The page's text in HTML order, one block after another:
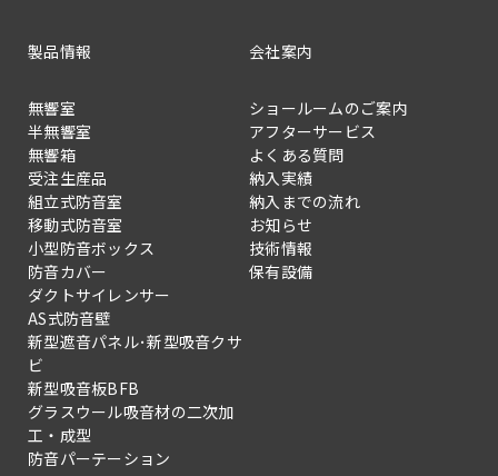
製品情報
無響室
半無響室
無響箱
受注生産品
組立式防音室
移動式防音室
小型防音ボックス
防音カバー
ダクトサイレンサー
AS式防音壁
新型遮音パネル･新型吸音クサ
ビ
新型吸音板BFB
グラスウール吸音材の二次加
工・成型
防音パーテーション
会社案内
ショールームのご案内
アフターサービス
よくある質問
納入実績
納入までの流れ
お知らせ
技術情報
保有設備